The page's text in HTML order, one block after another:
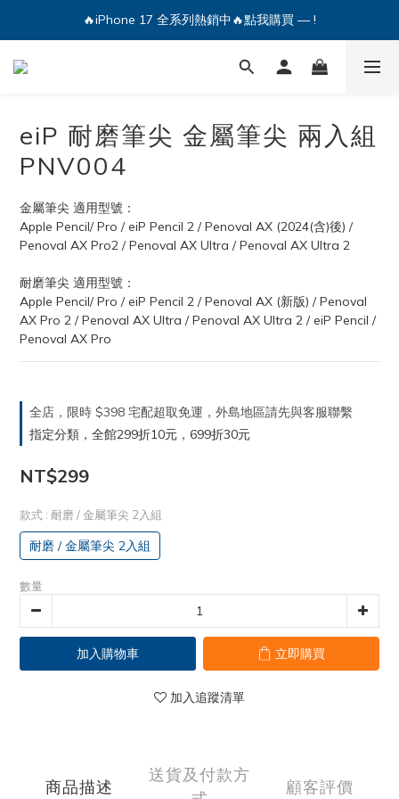
🔥iPhone 17 全系列熱銷中🔥點我購買 — !
🔥iPhone 17 全系列熱銷中🔥點我購買 — !
eiP 耐磨筆尖 金屬筆尖 兩入組
PNV004
金屬筆尖 適用型號：
Apple Pencil/ Pro / eiP Pencil 2 / Penoval AX (2024(含)後) /
Penoval AX Pro2 / Penoval AX Ultra / Penoval AX Ultra 2
耐磨筆尖 適用型號：
Apple Pencil/ Pro / eiP Pencil 2 / Penoval AX (新版) / Penoval
AX Pro 2 / Penoval AX Ultra / Penoval AX Ultra 2 / eiP Pencil /
Penoval AX Pro
全店，限時 $398 宅配超取免運，外島地區請先與客服聯繫
指定分類，全館299折10元，699折30元
NT$299
款式 : 耐磨 / 金屬筆尖 2入組
耐磨 / 金屬筆尖 2入組
數量
加入購物車 立即購買
加入追蹤清單
商品描述
送貨及付款方
顧客評價